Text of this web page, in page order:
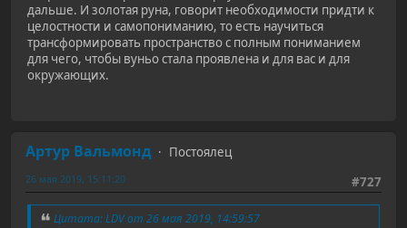
дальше. И золотая руна, говорит необходимости придти к
целостности и самопониманию, то есть научиться
трансформировать пространство с полным пониманием
для чего, чтобы вуньо стала проявлена и для вас и для
окружающих.
Артур Вальмонд
Постоялец
#727
26 мая 2019, 15:11:20
Цитата: LDV от 26 мая 2019, 14:59:57